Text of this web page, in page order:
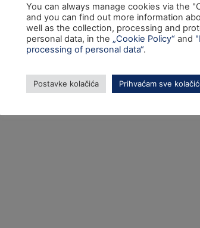
internetske stranice sufinancirana je sredstvima
„Konkurentnost i kohezija“ iz Europskog fonda
je odgovornost Središnje agencije za
You can always manage cookies via the
and you can find out more information
well as the collection, processing and
personal data, in the „Cookie Policy“ and
processing of personal data“.
Postavke kolačića Prihvaćam sve